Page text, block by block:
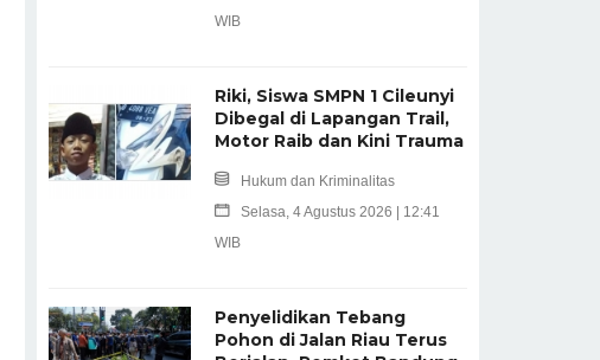
WIB
Riki, Siswa SMPN 1 Cileunyi
Dibegal di Lapangan Trail,
Motor Raib dan Kini Trauma
Hukum dan Kriminalitas
Selasa, 4 Agustus 2026 | 12:41
WIB
Penyelidikan Tebang
Pohon di Jalan Riau Terus